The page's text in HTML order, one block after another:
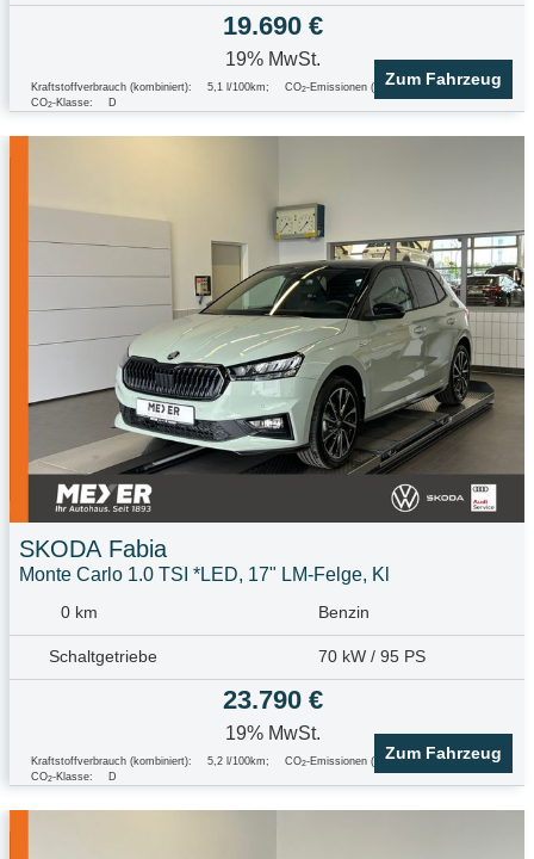
19.690 €
19% MwSt.
Kraftstoffverbrauch (kombiniert): 5,1 l/100km; CO2-Emissionen (kombiniert): 117.0 g/km
CO2-Klasse: D
Zum Fahrzeug
SKODA Fabia
Monte Carlo 1.0 TSI *LED, 17" LM-Felge, Kl
0 km Benzin
Schaltgetriebe 70 kW / 95 PS
23.790 €
19% MwSt.
Kraftstoffverbrauch (kombiniert): 5,2 l/100km; CO2-Emissionen (kombiniert): 117.0 g/km
CO2-Klasse: D
Zum Fahrzeug